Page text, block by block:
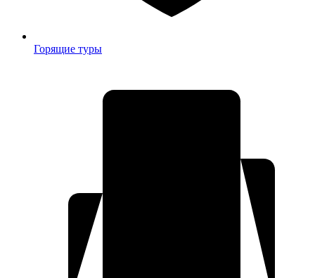
Горящие туры